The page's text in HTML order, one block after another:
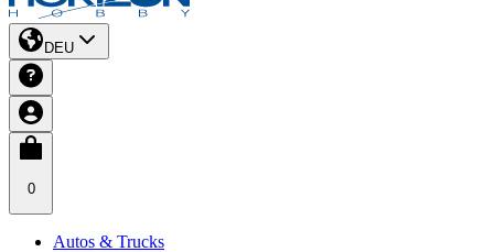
DEU
0
Autos & Trucks